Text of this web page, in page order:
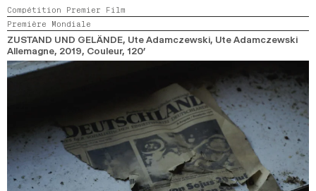
Compétition Premier Film
Première Mondiale
ZUSTAND UND GELÄNDE, Ute Adamczewski, Ute Adamczewski
Allemagne, 2019, Couleur, 120’